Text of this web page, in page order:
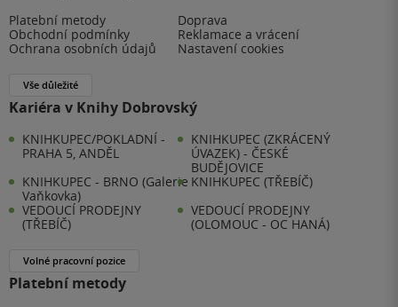
Platební metody
Doprava
Obchodní podmínky
Reklamace a vrácení
Ochrana osobních údajů
Nastavení cookies
Vše důležité
Kariéra v Knihy Dobrovský
KNIHKUPEC/POKLADNÍ -
PRAHA 5, ANDĚL
KNIHKUPEC (ZKRÁCENÝ
ÚVAZEK) - ČESKÉ
BUDĚJOVICE
KNIHKUPEC - BRNO (Galerie
Vaňkovka)
KNIHKUPEC (TŘEBÍČ)
VEDOUCÍ PRODEJNY
(TŘEBÍČ)
VEDOUCÍ PRODEJNY
(OLOMOUC - OC HANÁ)
Volné pracovní pozice
Platební metody